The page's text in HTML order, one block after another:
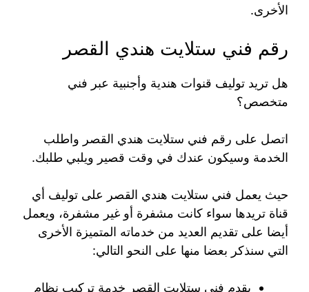
الأخرى.
رقم فني ستلايت هندي القصر
هل تريد توليف قنوات هندية وأجنبية عبر فني
متخصص؟
اتصل على رقم فني ستلايت هندي القصر واطلب
الخدمة وسيكون عندك في وقت قصير ويلبي طلبك.
حيث يعمل فني ستلايت هندي القصر على توليف أي
قناة تريدها سواء كانت مشفرة أو غير مشفرة، ويعمل
أيضا على تقديم العديد من خدماته المتميزة الأخرى
التي سنذكر بعضا منها على النحو التالي:
يقدم فني ستلايت القصر خدمة تركيب نظام